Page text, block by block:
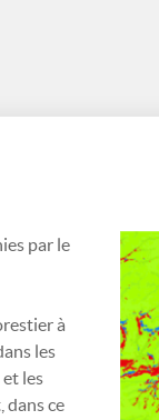
par le
à
les
les
dans ce